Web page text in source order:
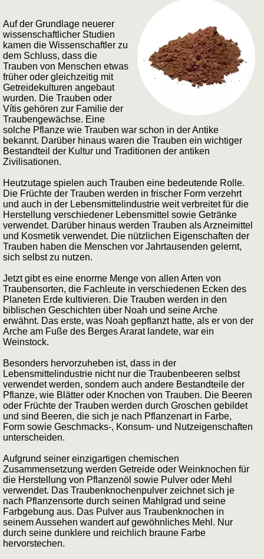
Auf der Grundlage neuerer
wissenschaftlicher Studien
kamen die Wissenschaftler zu
dem Schluss, dass die
Trauben von Menschen etwas
früher oder gleichzeitig mit
Getreidekulturen angebaut
wurden. Die Trauben oder
Vítis gehören zur Familie der
Traubengewächse. Eine
solche Pflanze wie Trauben war schon in der Antike
bekannt. Darüber hinaus waren die Trauben ein wichtiger
Bestandteil der Kultur und Traditionen der antiken
Zivilisationen.
Heutzutage spielen auch Trauben eine bedeutende Rolle.
Die Früchte der Trauben werden in frischer Form verzehrt
und auch in der Lebensmittelindustrie weit verbreitet für die
Herstellung verschiedener Lebensmittel sowie Getränke
verwendet. Darüber hinaus werden Trauben als Arzneimittel
und Kosmetik verwendet. Die nützlichen Eigenschaften der
Trauben haben die Menschen vor Jahrtausenden gelernt,
sich selbst zu nutzen.
Jetzt gibt es eine enorme Menge von allen Arten von
Traubensorten, die Fachleute in verschiedenen Ecken des
Planeten Erde kultivieren. Die Trauben werden in den
biblischen Geschichten über Noah und seine Arche
erwähnt. Das erste, was Noah gepflanzt hatte, als er von der
Arche am Fuße des Berges Ararat landete, war ein
Weinstock.
Besonders hervorzuheben ist, dass in der
Lebensmittelindustrie nicht nur die Traubenbeeren selbst
verwendet werden, sondern auch andere Bestandteile der
Pflanze, wie Blätter oder Knochen von Trauben. Die Beeren
oder Früchte der Trauben werden durch Groschen gebildet
und sind Beeren, die sich je nach Pflanzenart in Farbe,
Form sowie Geschmacks-, Konsum- und Nutzeigenschaften
unterscheiden.
Aufgrund seiner einzigartigen chemischen
Zusammensetzung werden Getreide oder Weinknochen für
die Herstellung von Pflanzenöl sowie Pulver oder Mehl
verwendet. Das Traubenknochenpulver zeichnet sich je
nach Pflanzensorte durch seinen Mahlgrad und seine
Farbgebung aus. Das Pulver aus Traubenknochen in
seinem Aussehen wandert auf gewöhnliches Mehl. Nur
durch seine dunklere und reichlich braune Farbe
hervorstechen.